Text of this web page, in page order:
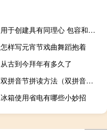
用于创建具有同理心 包容和善良的学校文化的资源
怎样写元宵节戏曲舞蹈抱着
从古到今拜年有多久了
双拼音节拼读方法（双拼音节）
冰箱使用省电有哪些小妙招